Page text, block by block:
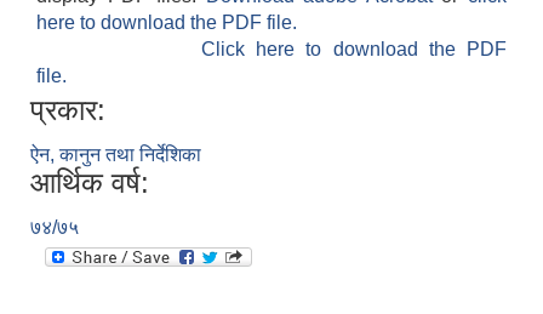
here to download the PDF file.
Click here to download the PDF
file.
प्रकार:
ऐन, कानुन तथा निर्देशिका
आर्थिक वर्ष:
७४/७५